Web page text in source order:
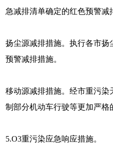
急减排清单确定的红色预警减
扬尘源减排措施。执行各市
预警减排措施。
移动源减排措施。经市重污
制部分机动车行驶等更加严格
5.O3重污染应急响应措施。